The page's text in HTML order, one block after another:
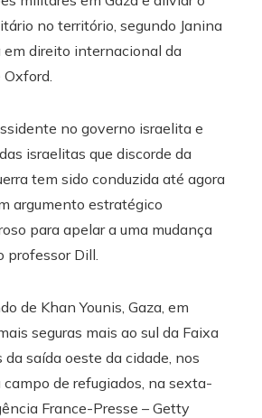
no território, segundo Janina
em direito internacional da
no governo israelita e
israelitas que discorde da
tem sido conduzida até agora
argumento estratégico
para apelar a uma mudança
professor Dill.
de Khan Younis, Gaza, em
seguras mais ao sul da Faixa
da saída oeste da cidade, nos
campo de refugiados, na sexta-
France-Presse – Getty